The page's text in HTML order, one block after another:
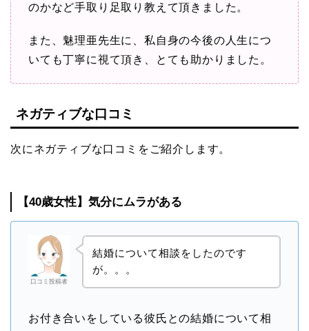
のかなど手取り足取り教えて頂きました。
また、魅理亜先生に、私自身の今後の人生につ
いても丁寧に視て頂き、とても助かりました。
ネガティブな口コミ
次にネガティブな口コミをご紹介します。
【40歳女性】気分にムラがある
口コミ投稿者
結婚について相談をしたのです
が。。。
お付き合いをしている彼氏との結婚について相